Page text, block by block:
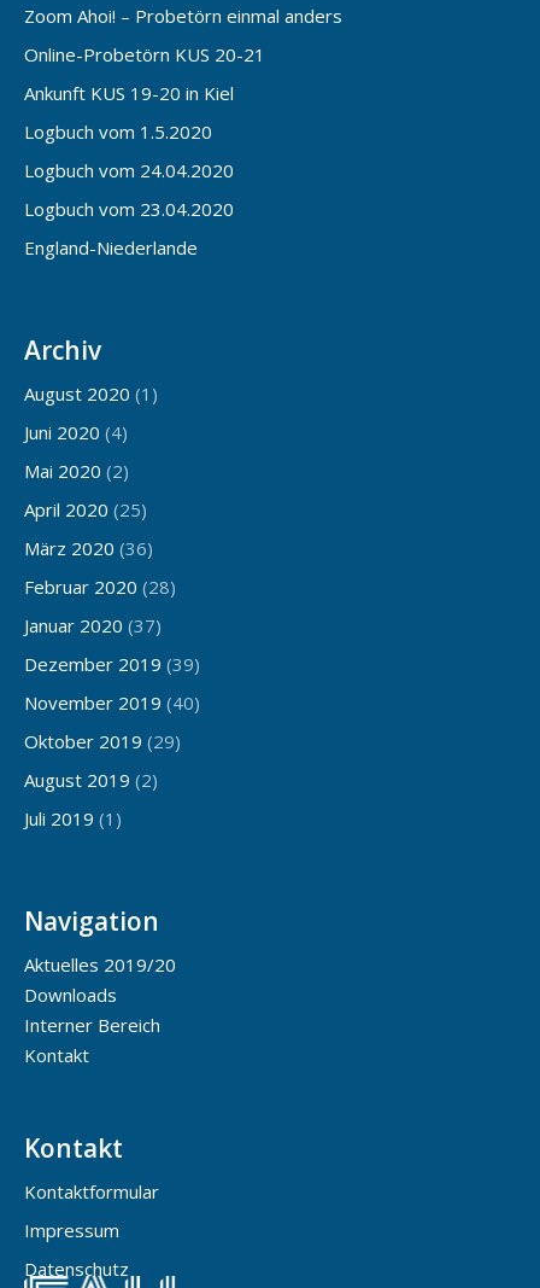
Zoom Ahoi! – Probetörn einmal anders
Online-Probetörn KUS 20-21
Ankunft KUS 19-20 in Kiel
Logbuch vom 1.5.2020
Logbuch vom 24.04.2020
Logbuch vom 23.04.2020
England-Niederlande
Archiv
August 2020 (1)
Juni 2020 (4)
Mai 2020 (2)
April 2020 (25)
März 2020 (36)
Februar 2020 (28)
Januar 2020 (37)
Dezember 2019 (39)
November 2019 (40)
Oktober 2019 (29)
August 2019 (2)
Juli 2019 (1)
Navigation
Aktuelles 2019/20
Downloads
Interner Bereich
Kontakt
Kontakt
Kontaktformular
Impressum
Datenschutz